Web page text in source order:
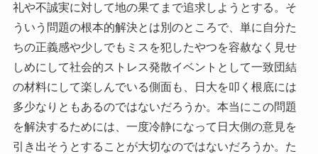
礼や不誠実に対して地の果てまで追求しようとする。そ
ういう問題の根本的解決とは別のところで、単に自分た
ちの正義感や少しでもミスを犯したやつを容赦なく見せ
しめにして社会的ストレス発散イベントとして一致団結
の材料にして楽しんでいる側面も、日大を叩く根底には
多少なりともあるのではないだろうか。本当にこの問題
を解決するためには、一度冷静になって日大側の意見を
引き出そうとすることが大切なのではないだろうか。た